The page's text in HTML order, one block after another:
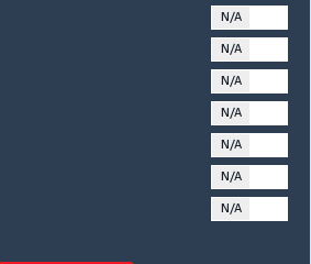
N/A
N/A
N/A
N/A
N/A
N/A
N/A